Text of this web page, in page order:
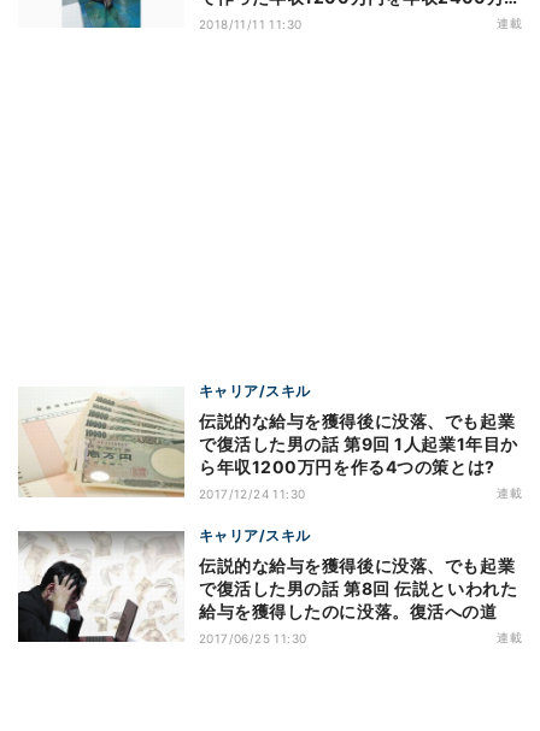
にする策とは？
2018/11/11 11:30 連載
キャリア/スキル
伝説的な給与を獲得後に没落、でも起業
で復活した男の話 第9回 1人起業1年目か
ら年収1200万円を作る4つの策とは?
2017/12/24 11:30 連載
キャリア/スキル
伝説的な給与を獲得後に没落、でも起業
で復活した男の話 第8回 伝説といわれた
給与を獲得したのに没落。復活への道
2017/06/25 11:30 連載